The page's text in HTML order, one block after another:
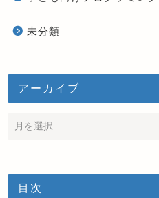
未分類
アーカイブ
目次